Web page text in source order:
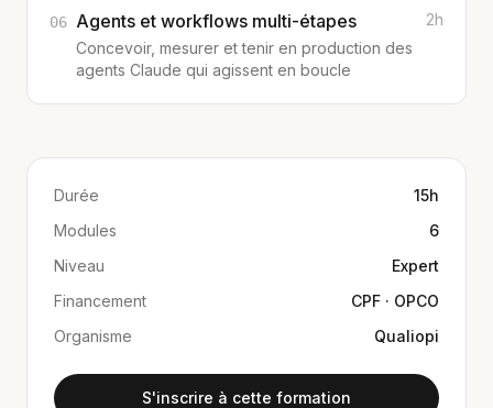
06 Agents et workflows multi-étapes
Concevoir, mesurer et tenir en production des
agents Claude qui agissent en boucle
2h
Durée
15h
Modules
6
Niveau
Expert
Financement
CPF · OPCO
Organisme
Qualiopi
S'inscrire à cette formation